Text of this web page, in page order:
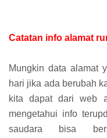
Catatan info alamat
Mungkin data alamat
hari jika ada berubah
kita dapat dari web
mengetahui info
saudara bisa